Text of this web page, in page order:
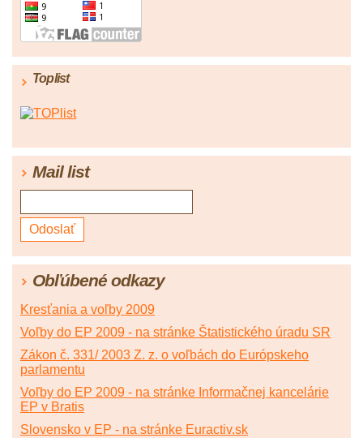
Toplist
Mail list
Obľúbené odkazy
Kresťania a voľby 2009
Voľby do EP 2009 - na stránke Štatistického úradu SR
Zákon č. 331/ 2003 Z. z. o voľbách do Európskeho
parlamentu
Voľby do EP 2009 - na stránke Informačnej kancelárie
EP v Bratis
Slovensko v EP - na stránke Euractiv.sk